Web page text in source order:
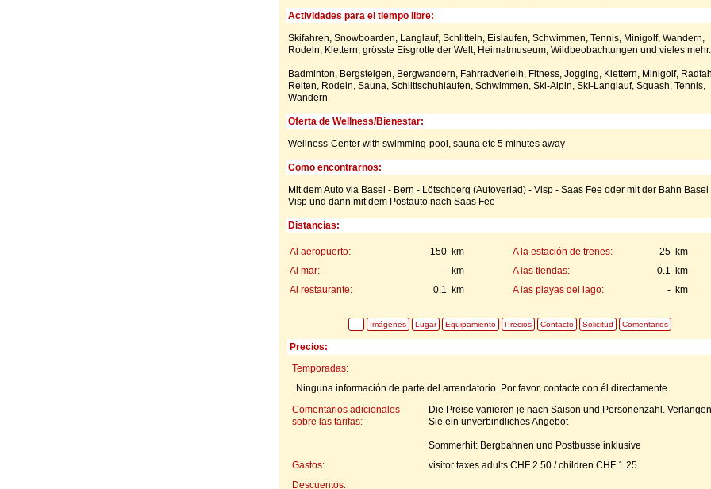
Actividades para el tiempo libre:
Skifahren, Snowboarden, Langlauf, Schlitteln, Eislaufen, Schwimmen, Tennis, Minigolf, Wandern,
Rodeln, Klettern, grösste Eisgrotte der Welt, Heimatmuseum, Wildbeobachtungen und vieles mehr.
Badminton, Bergsteigen, Bergwandern, Fahrradverleih, Fitness, Jogging, Klettern, Minigolf,
Reiten, Rodeln, Sauna, Schlittschuhlaufen, Schwimmen, Ski-Alpin, Ski-Langlauf, Squash, Tennis,
Wandern
Oferta de Wellness/Bienestar:
Wellness-Center with swimming-pool, sauna etc 5 minutes away
Como encontrarnos:
Mit dem Auto via Basel - Bern - Lötschberg (Autoverlad) - Visp - Saas Fee oder mit der Bahn Basel
Visp und dann mit dem Postauto nach Saas Fee
Distancias:
150 km
Al aeropuerto: 25 km
A la estación de trenes:
- km
Al mar: 0.1 km
A las tiendas:
0.1 km
Al restaurante: - km
A las playas del lago:
Imágenes Lugar Equipamiento Precios Contacto Solicitud Comentarios
Precios:
Temporadas:
Ninguna información de parte del arrendatorio. Por favor, contacte con él directamente.
Comentarios adicionales
sobre las tarifas:
Die Preise variieren je nach Saison und Personenzahl. Verlangen
Sie ein unverbindliches Angebot
Sommerhit: Bergbahnen und Postbusse inklusive
Gastos:
visitor taxes adults CHF 2.50 / children CHF 1.25
Descuentos: